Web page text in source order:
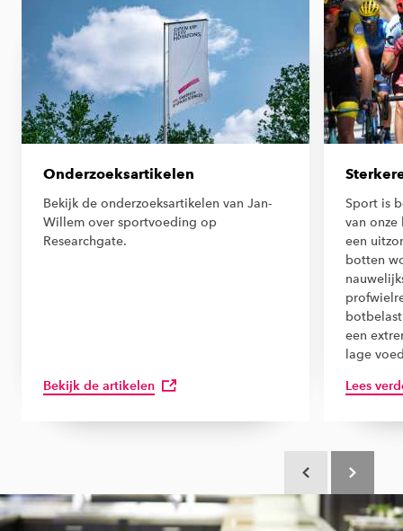
Onderzoeksartikelen
Bekijk de onderzoeksartikelen van Jan-
Willem over sportvoeding op
Researchgate.
Bekijk de artikelen
Sport is
van
een
botten
een
lage
Lees